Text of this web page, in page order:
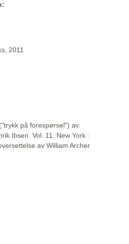
2011
på forespørsel") av:
Ibsen. Vol. 11. New York :
av William Archer